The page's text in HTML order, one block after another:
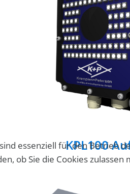
KPL100
essenziell für den Betrieb
ob Sie die Cookies